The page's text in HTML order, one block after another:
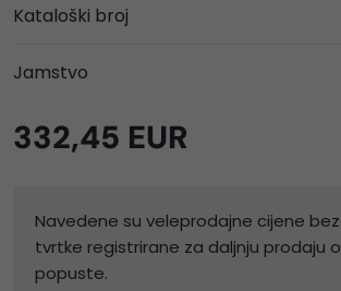
Kataloški broj
Jamstvo
332,45 EUR
Navedene su veleprodajne cijene bez
tvrtke registrirane za daljnju prodaju
popuste.